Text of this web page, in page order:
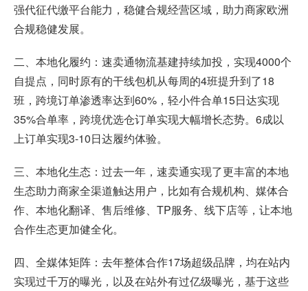
强代征代缴平台能力，稳健合规经营区域，助力商家欧洲
合规稳健发展。
二、本地化履约：速卖通物流基建持续加投，实现4000个
自提点，同时原有的干线包机从每周的4班提升到了18
班，跨境订单渗透率达到60%，轻小件合单15日达实现
35%合单率，跨境优选仓订单实现大幅增长态势。6成以
上订单实现3-10日达履约体验。
三、本地化生态：过去一年，速卖通实现了更丰富的本地
生态助力商家全渠道触达用户，比如有合规机构、媒体合
作、本地化翻译、售后维修、TP服务、线下店等，让本地
合作生态更加健全化。
四、全媒体矩阵：去年整体合作17场超级品牌，均在站内
实现过千万的曝光，以及在站外有过亿级曝光，基于这些